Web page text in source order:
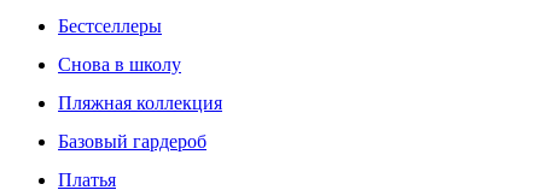
Бестселлеры
Снова в школу
Пляжная коллекция
Базовый гардероб
Платья